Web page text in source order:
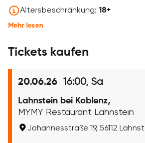
Altersbeschränkung: 18+
Mehr lesen
Tickets kaufen
20.06.26 16:00, Sa
Lahnstein bei Koblenz,
MYMY Restaurant Lahnstein
Johannesstraße 19, 56112